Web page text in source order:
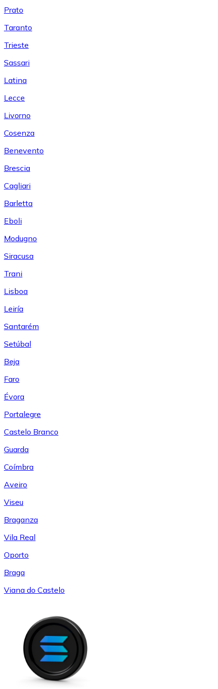
Prato
Taranto
Trieste
Sassari
Latina
Lecce
Livorno
Cosenza
Benevento
Brescia
Cagliari
Barletta
Eboli
Modugno
Siracusa
Trani
Lisboa
Leiría
Santarém
Setúbal
Beja
Faro
Évora
Portalegre
Castelo Branco
Guarda
Coímbra
Aveiro
Viseu
Braganza
Vila Real
Oporto
Braga
Viana do Castelo